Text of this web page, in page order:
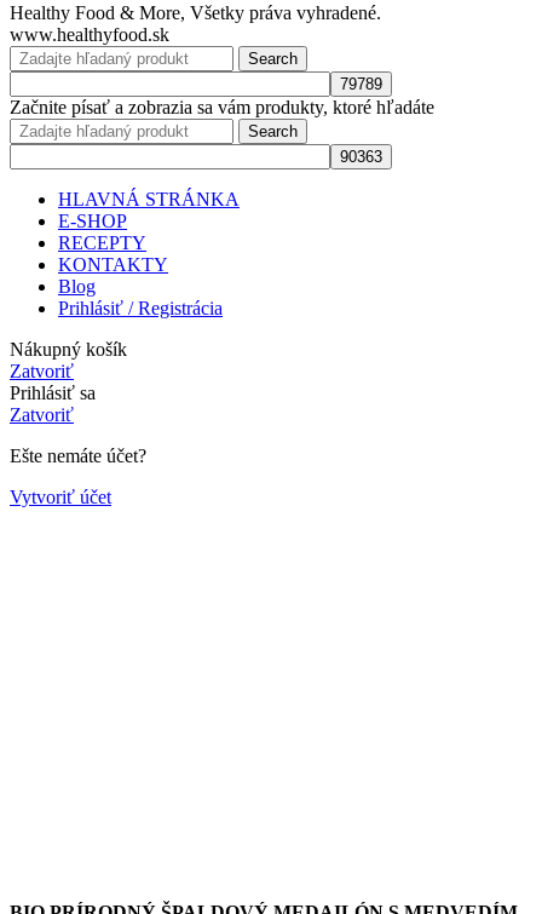
Healthy Food & More, Všetky práva vyhradené.
www.healthyfood.sk
Search
Začnite písať a zobrazia sa vám produkty, ktoré hľadáte
Search
HLAVNÁ STRÁNKA
E-SHOP
RECEPTY
KONTAKTY
Blog
Prihlásiť / Registrácia
Nákupný košík
Zatvoriť
Prihlásiť sa
Zatvoriť
Ešte nemáte účet?
Vytvoriť účet